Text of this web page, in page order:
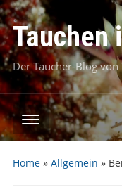
Tauchen
Der Taucher-Blog von
Home» Allgemein »